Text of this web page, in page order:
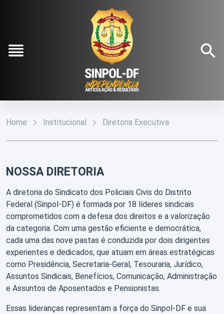
Pular para o Conteúdo principal
Sinpol-
Social
Agenda
Perguntas
Frequentes
Fale
Filie-
Refilie-
se
Home Institucional Diretoria Executiva
NOSSA DIRETORIA
A diretoria do Sindicato dos Policiais Civis do Distrito
Federal (Sinpol-DF) é formada por 18 líderes sindicais
comprometidos com a defesa dos direitos e a valorização
da categoria. Com uma gestão eficiente e democrática,
cada uma das nove pastas é conduzida por dois dirigentes
experientes e dedicados, que atuam em áreas estratégicas
como Presidência, Secretaria-Geral, Tesouraria, Jurídico,
Assuntos Sindicais, Benefícios, Comunicação, Administração
e Assuntos de Aposentados e Pensionistas.
Essas lideranças representam a força do Sinpol-DF e sua